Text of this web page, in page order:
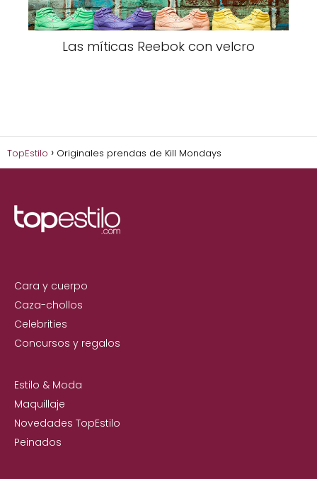
Las míticas Reebok con velcro
TopEstilo Originales prendas de Kill Mondays
Cara y cuerpo
Caza-chollos
Celebrities
Concursos y regalos
Estilo & Moda
Maquillaje
Novedades TopEstilo
Peinados